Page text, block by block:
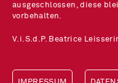
ausgeschlossen, diese
vorbehalten.
V.i.S.d.P. Beatrice